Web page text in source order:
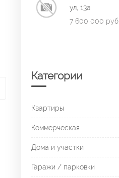
ул, 13а
7 600 000 руб.
Категории
Квартиры
Коммерческая
Дома и участки
Гаражи / парковки